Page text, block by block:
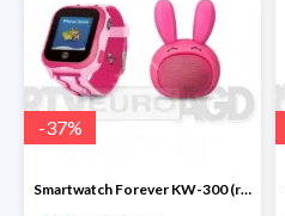
-37%
Smartwatch Forever KW-300 (różowy) + głośnik Rabbit ABS-100 -111zł